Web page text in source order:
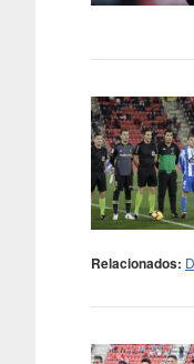
Relacionados: